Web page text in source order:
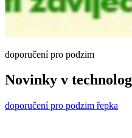
doporučení pro podzim
Novinky v
doporučení pro podzim řepka